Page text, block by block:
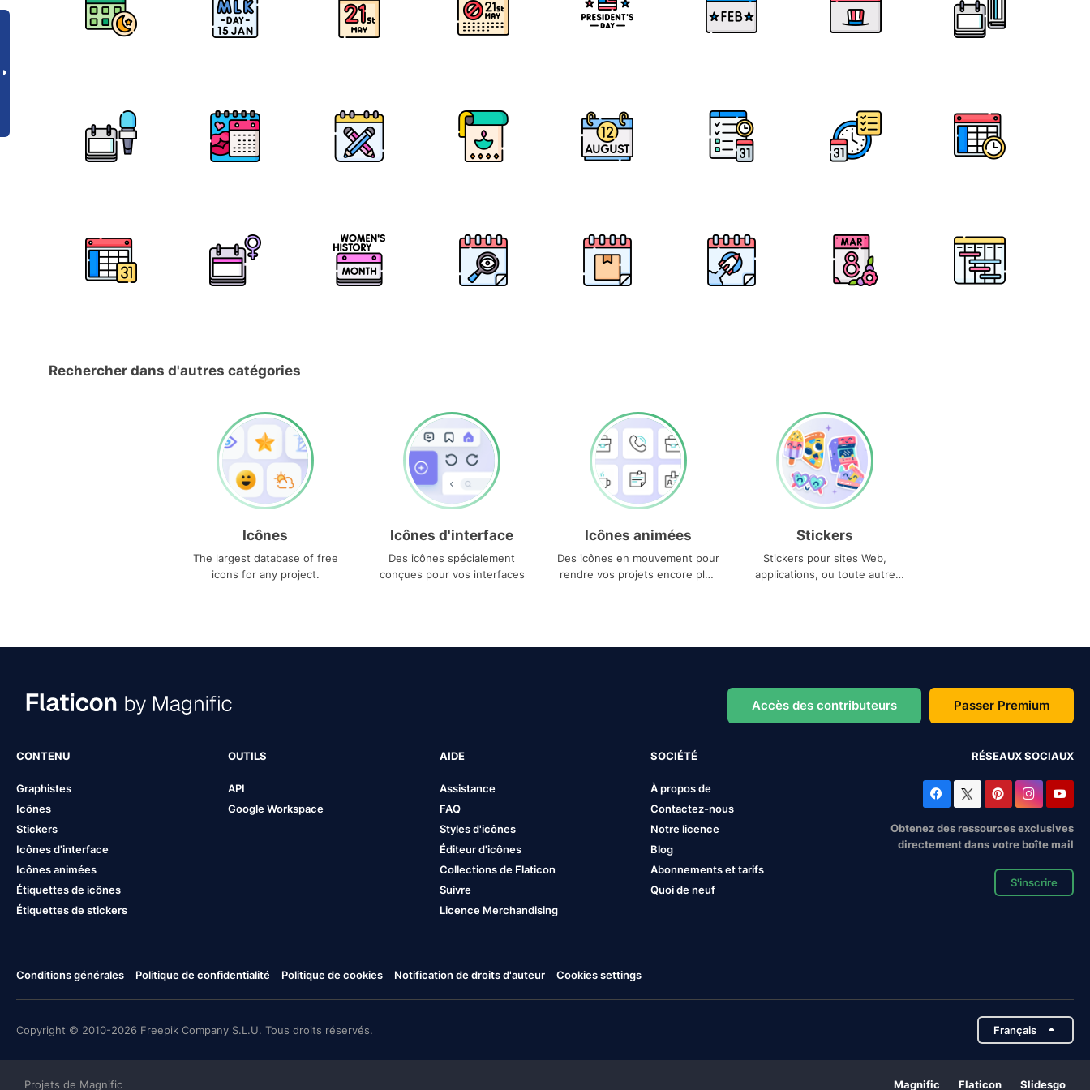
Rechercher dans d'autres catégories
Icônes
The largest database of free
icons for any project.
Icônes d'interface
Des icônes spécialement
conçues pour vos interfaces
Icônes animées
Des icônes en mouvement pour
rendre vos projets encore plus
Stickers
Stickers pour sites Web,
applications, ou toute autre
Accès des contributeurs Passer Premium
CONTENU
Graphistes
Icônes
Stickers
Icônes d'interface
Icônes animées
Étiquettes de icônes
Étiquettes de stickers
OUTILS
API
Google Workspace
AIDE
Assistance
FAQ
Styles d'icônes
Éditeur d'icônes
Collections de Flaticon
Suivre
Licence Merchandising
SOCIÉTÉ
À propos de
Contactez-nous
Notre licence
Blog
Abonnements et tarifs
Quoi de neuf
RÉSEAUX SOCIAUX
Obtenez des ressources exclusives
directement dans votre boîte mail
S'inscrire
Conditions générales Politique de confidentialité Politique de cookies Notification de droits d'auteur Cookies settings
Copyright © 2010-2026 Freepik Company S.L.U. Tous droits réservés. Français
Projets de Magnific Magnific Flaticon Slidesgo